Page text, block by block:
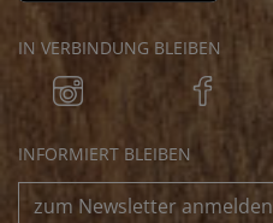
IN VERBINDUNG BLEIBEN
INFORMIERT BLEIBEN
zum Newsletter anmelden